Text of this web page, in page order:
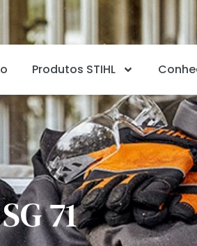
Produtos STIHL
71